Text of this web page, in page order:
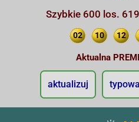
Szybkie 600 los.
02 10 12
Aktualna
aktualizuj